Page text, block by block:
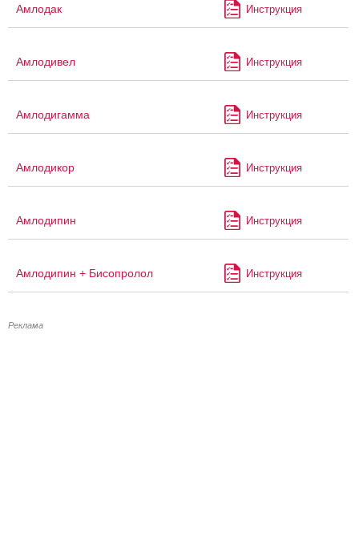
Амлодак Инструкция
Амлодивел Инструкция
Амлодигамма Инструкция
Амлодикор Инструкция
Амлодипин Инструкция
Амлодипин + Бисопролол Инструкция
Реклама